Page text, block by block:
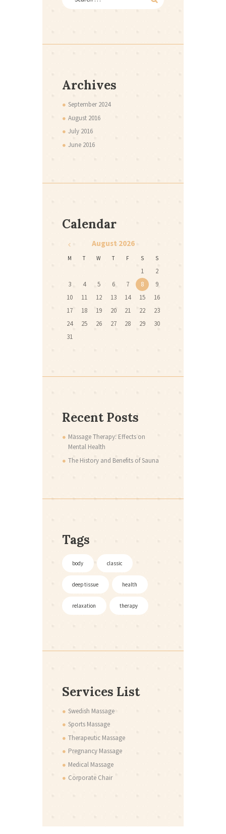
Archives
September2024
August 2016
July 2016
June 2016
Calendar
August 2026
M T W T F S S
1
2
3
4 5 6 7 8
9
10
11 12 13 14 15
16
17
18 19 20 21 22
23
24
25 26 27 28 29
30
31
Recent Posts
Massage Therapy: Effects on
Mental Health
The History and Benefits of Sauna
Tags
body classic
deep tissue health
relaxation therapy
Services List
Swedish Massage
Sports Massage
Therapeutic Massage
Pregnancy Massage
Medical Massage
Corporate Chair